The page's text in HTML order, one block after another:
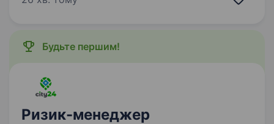
Будьте першим!
Ризик-менеджер